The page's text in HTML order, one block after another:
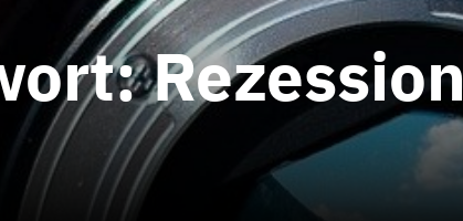
Rezession